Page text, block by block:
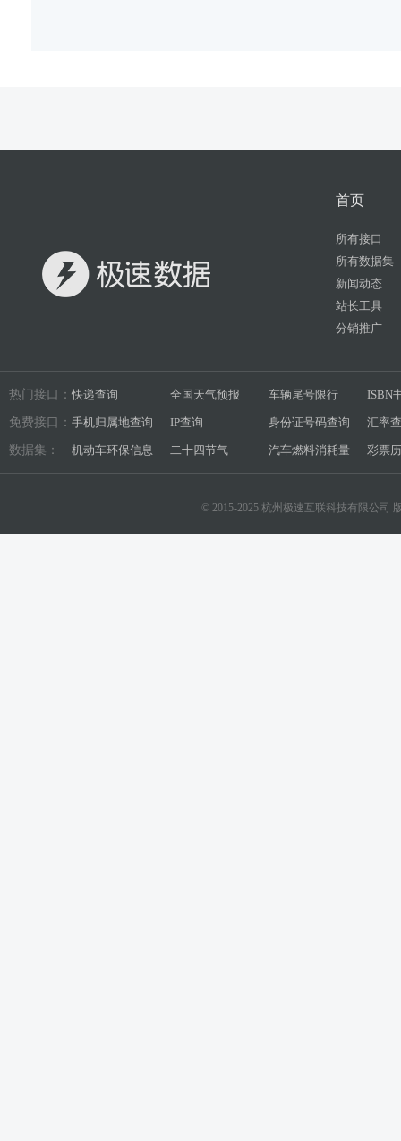
首页
所有接口
所有数据集
新闻动态
站长工具
分销推广
热门接口： 快递查询 全国天气预报 车辆尾号限行 ISBN
免费接口： 手机归属地查询 IP查询 身份证号码查询 汇率
数据集： 机动车环保信息 二十四节气 汽车燃料消耗量 彩票
© 2015-2025 杭州极速互联科技有限公司